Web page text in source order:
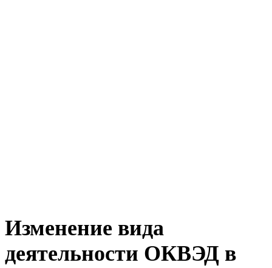
Изменение вида
деятельности ОКВЭД в